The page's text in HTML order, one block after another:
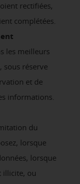
rectifiées,
complétées.
les meilleurs
sous réserve
et de
informations.
du
lorsque
lorsque
illicite, ou